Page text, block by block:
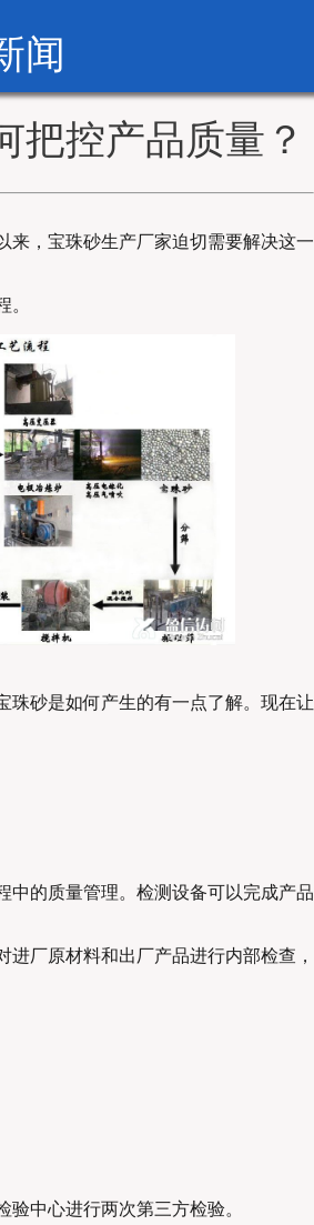
闻
把控产品质量？
来，宝珠砂生产厂家迫切需要解决这一
。
珠砂是如何产生的有一点了解。现在让
中的质量管理。检测设备可以完成产品
厂原材料和出厂产品进行内部检查，
中心进行两次第三方检验。